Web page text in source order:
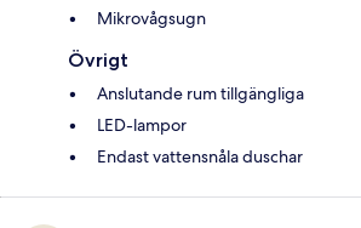
Mikrovågsugn
Övrigt
Anslutande rum tillgängliga
LED-lampor
Endast vattensnåla duschar